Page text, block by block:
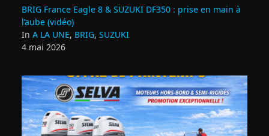
BRIG France Eagle 8 & SUZUKI DF350 : prise en main à
l’aube (vidéo)
In A LA UNE, BRIG, SUZUKI
4 mai 2026